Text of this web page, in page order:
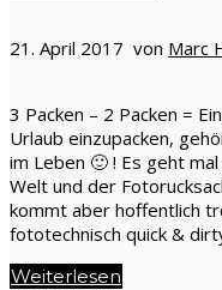
21. April 2017 von Marc
3 Packen – 2 Packen =
Urlaub einzupacken,
im Leben 🙂 ! Es geht
Welt und der
kommt aber hoffentlich
fototechnisch quick &
Weiterlesen